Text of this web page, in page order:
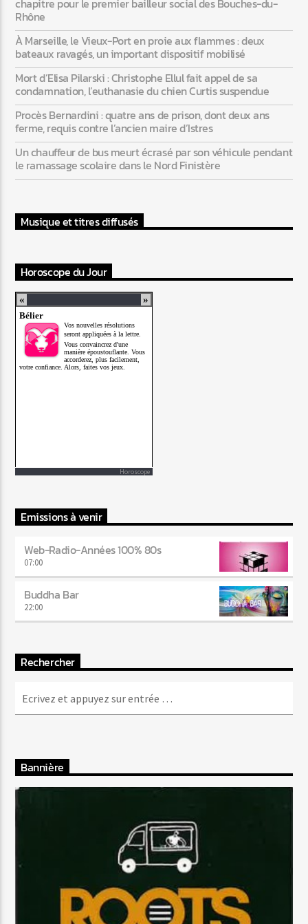
chapitre pour le premier bailleur social des Bouches-du-
Rhône
À Marseille, le Vieux-Port en proie aux flammes : deux
bateaux ravagés, un important dispositif mobilisé
Mort d’Elisa Pilarski : Christophe Ellul fait appel de sa
condamnation, l’euthanasie du chien Curtis suspendue
Procès Bernardini : quatre ans de prison, dont deux ans
ferme, requis contre l’ancien maire d’Istres
Un chauffeur de bus meurt écrasé par son véhicule pendant
le ramassage scolaire dans le Nord Finistère
Musique et titres diffusés
Horoscope du Jour
Horoscope
Emissions à venir
Web-Radio-Années 100% 80s
07:00
Buddha Bar
22:00
Rechercher
Bannière